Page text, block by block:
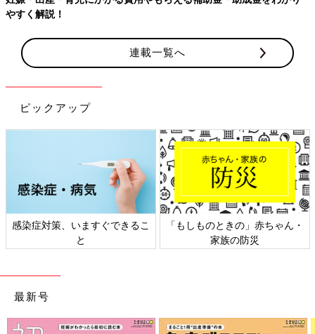
連載一覧へ
ピックアップ
日本外来小児科学会リーフレッ
ト検討会
六星占術 細木かおりさんの人生
相談
最新号